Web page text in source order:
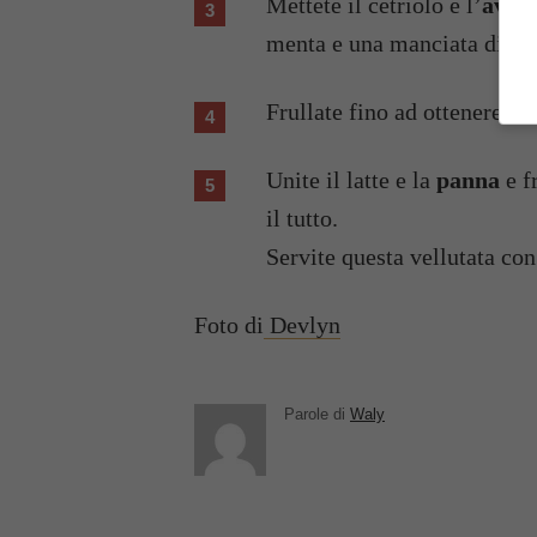
menta e una manciata di
Frullate fino ad ottenere un
Unite il latte e la panna e
il tutto.
Servite questa vellutata
Foto di Devlyn
Parole di Waly